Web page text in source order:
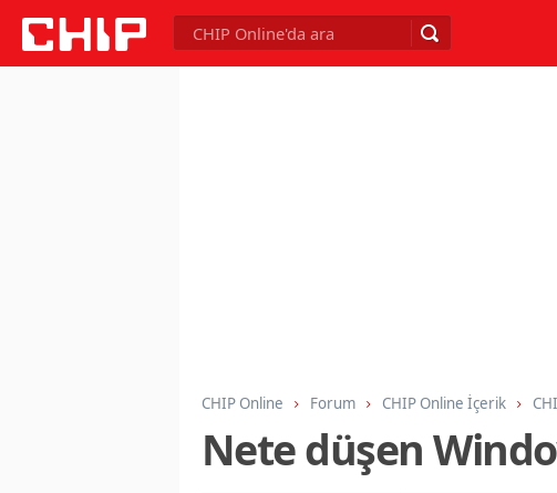
CHIP Online Forum CHIP Online İçerik
Nete düşen